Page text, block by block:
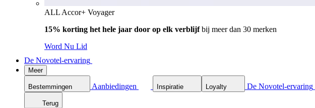
ALL Accor+ Voyager
15% korting het hele jaar door op elk verblijfbij meer dan 30 merken
Word Nu Lid
De Novotel-ervaring
Meer
Bestemmingen Aanbiedingen Inspiratie Loyalty De Novotel-ervaring
Terug